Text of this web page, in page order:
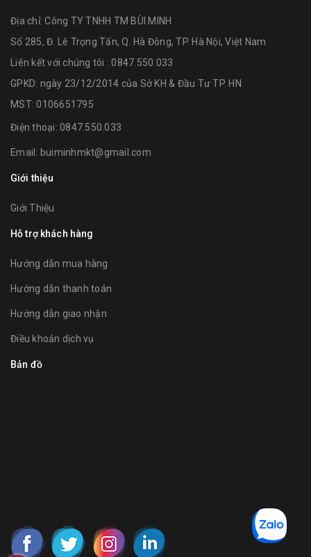
Địa chỉ:Công TY TNHH TM BÙI MINH
Số 285, Đ. Lê Trọng Tấn, Q. Hà Đông, TP. Hà Nội, Việt Nam
Liên kết với chúng tôi : 0847.550.033
GPKD: ngày 23/12/2014 của Sở KH & Đầu Tư TP. HN
MST: 0106651795
Điện thoại: 0847.550.033
Email: buiminhmkt@gmail.com
Giới thiệu
Giới Thiệu
Hỗ trợ khách hàng
Hướng dẫn mua hàng
Hướng dẫn thanh toán
Hướng dẫn giao nhận
Điều khoản dịch vụ
Bản đồ